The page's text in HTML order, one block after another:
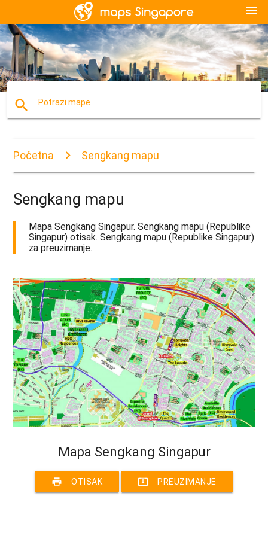
menu
search Potrazi mape
Početna Sengkang mapu
Sengkang mapu
Mapa Sengkang Singapur. Sengkang mapu (Republike
Singapur) otisak. Sengkang mapu (Republike Singapur)
za preuzimanje.
Mapa Sengkang Singapur
print OTISAK system_update_alt PREUZIMANJE